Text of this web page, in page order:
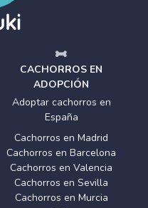
CACHORROS EN
ADOPCIÓN
Adoptar cachorros en
España
Cachorros en Madrid
Cachorros en Barcelona
Cachorros en Valencia
Cachorros en Sevilla
Cachorros en Murcia